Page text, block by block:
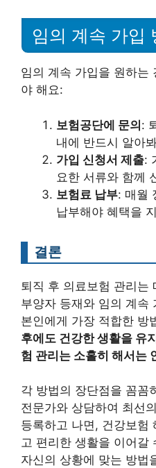
임의 계속 가입
임의 계속 가입을 원하는
야 해요:
보험공단에 문의:
내에 반드시 알아
가입 신청서 제출:
요한 서류와 함께
보험료 납부: 매월
납부해야 혜택을
결론
퇴직 후 의료보험 관리는
부양자 등재와 임의 계속
본인에게 가장 적합한 방
후에도 건강한 생활을 유
험 관리는 소홀히 해서는
각 방법의 장단점을 꼼꼼
전문가와 상담하여 최선
등록하고 나면, 건강보험
고 편리한 생활을 이어갈
자신의 상황에 맞는 방법